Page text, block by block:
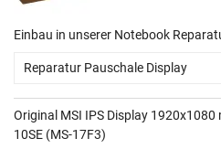
Einbau in unserer Notebook
Reparatur Pauschale Display
Original MSI IPS Display
10SE (MS-17F3)